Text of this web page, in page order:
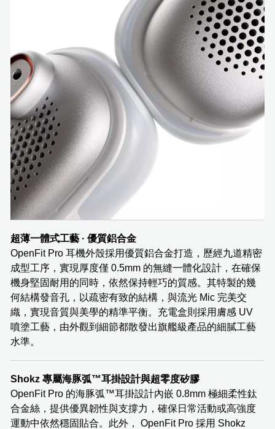
超薄一體式工藝 · 優質鋁合金
OpenFit Pro 耳機外殼採用優質鋁合金打造，歷經九道精密
成型工序，實現厚度僅 0.5mm 的無縫一體化設計，在確保
機身堅固耐用的同時，依然保持輕巧的質感。其特製的幾
何結構發音孔，以疏密有致的結構，與流光 Mic 完美交
織，實現音質與美學的精準平衡。充電盒則採用膚感 UV
噴塗工藝，由外觀到細節都散發出旗艦級產品的細膩工藝
水準。
Shokz 專屬海豚弧™️耳掛設計與超零度矽膠
OpenFit Pro 的海豚弧™️耳掛設計內嵌 0.8mm 極細柔性鈦
合金絲，提供優異韌性與支撐力，確保日常活動或高強度
運動中依然穩固貼合。此外， OpenFit Pro 採用 Shokz